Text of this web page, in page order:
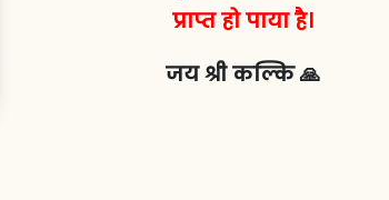
प्राप्त हो पाया है।
जय श्री कल्कि 🙏